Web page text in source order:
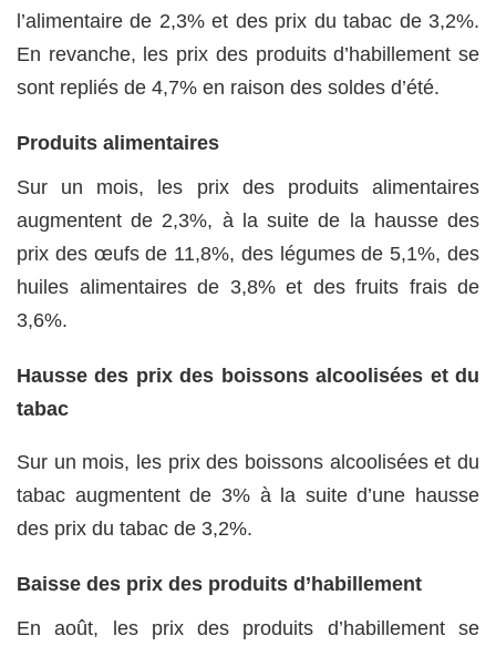
l’alimentaire de 2,3% et des prix du tabac de 3,2%.
En revanche, les prix des produits d’habillement se
sont repliés de 4,7% en raison des soldes d’été.
Produits alimentaires
Sur un mois, les prix des produits alimentaires
augmentent de 2,3%, à la suite de la hausse des
prix des œufs de 11,8%, des légumes de 5,1%, des
huiles alimentaires de 3,8% et des fruits frais de
3,6%.
Hausse des prix des boissons alcoolisées et du
tabac
Sur un mois, les prix des boissons alcoolisées et du
tabac augmentent de 3% à la suite d’une hausse
des prix du tabac de 3,2%.
Baisse des prix des produits d’habillement
En août, les prix des produits d’habillement se